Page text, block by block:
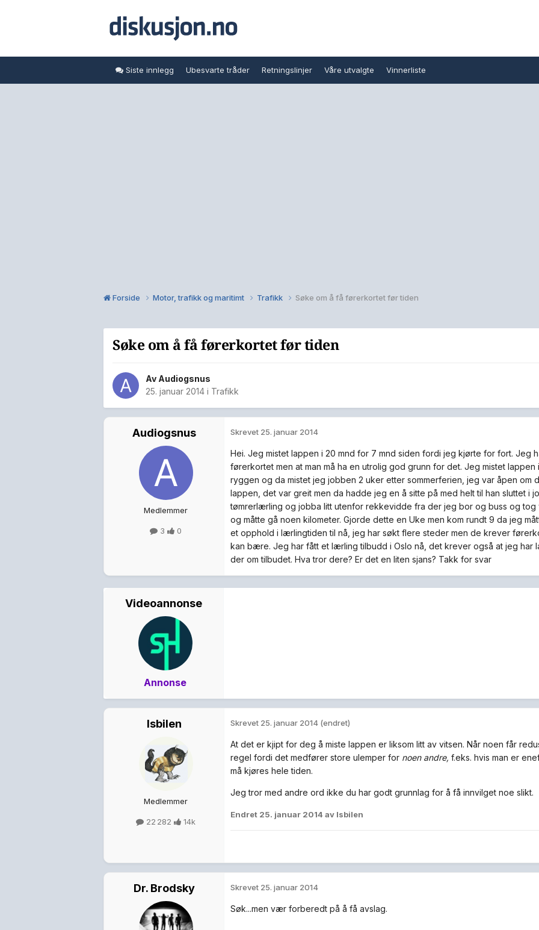
Siste innlegg Ubesvarte tråder Retningslinjer Våre utvalgte Vinnerliste
Forside Motor, trafikk og maritimt Trafikk Søke om å få førerkortet før tiden
Søke om å få førerkortet før tiden
Av Audiogsnus
25. januar 2014 i Trafikk
Audiogsnus
Medlemmer
3 0
Skrevet 25. januar 2014
Hei. Jeg mistet lappen i 20 mnd for 7 mnd siden fordi jeg kjørte for fort. Jeg
førerkortet men at man må ha en utrolig god grunn for det. Jeg mistet
ryggen og da mistet jeg jobben 2 uker etter sommerferien, jeg var åpen om
lappen, det var greit men da hadde jeg en å sitte på med helt til han sluttet i
tømrerlærling og jobba litt utenfor rekkevidde fra der jeg bor og buss og tog
og måtte gå noen kilometer. Gjorde dette en Uke men kom rundt 9 da jeg
et opphold i lærlingtiden til nå, jeg har søkt flere steder men de krever
kan bære. Jeg har fått et lærling tilbudd i Oslo nå, det krever også at jeg har
der om tilbudet. Hva tror dere? Er det en liten sjans? Takk for svar
Videoannonse
Annonse
Isbilen
Medlemmer
22 282 14k
Skrevet 25. januar 2014 (endret)
At det er kjipt for deg å miste lappen er liksom litt av vitsen. Når noen får
regel fordi det medfører store ulemper for noen andre, f.eks. hvis man er
må kjøres hele tiden.
Jeg tror med andre ord ikke du har godt grunnlag for å få innvilget noe slikt.
Endret 25. januar 2014 av Isbilen
Dr. Brodsky Skrevet 25. januar 2014
Søk...men vær forberedt på å få avslag.